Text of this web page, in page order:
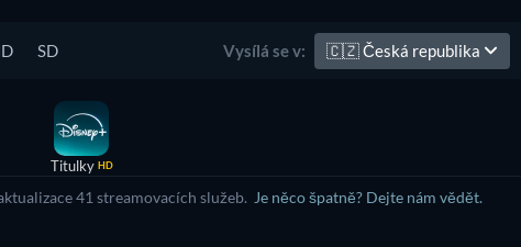
SD Vysílá se v: 🇨🇿Česká republika
Titulky HD
41 streamovacích služeb. Je něco špatně? Dejte nám vědět.